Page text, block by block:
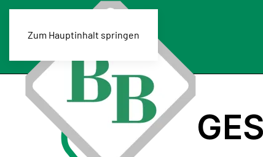
Zum Hauptinhalt springen